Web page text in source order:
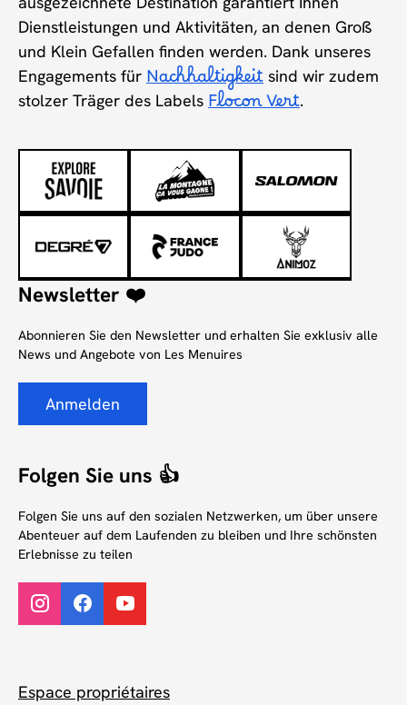
Dienstleistungen und Aktivitäten, an denen Groß
und Klein Gefallen finden werden. Dank unseres
Engagements für Nachhaltigkeit sind wir zudem
stolzer Träger des Labels Flocon Vert.
Newsletter ❤️
Abonnieren Sie den Newsletter und erhalten Sie exklusiv alle
News und Angebote von Les Menuires
Anmelden
Folgen Sie uns 👍
Folgen Sie uns auf den sozialen Netzwerken, um über unsere
Abenteuer auf dem Laufenden zu bleiben und Ihre schönsten
Erlebnisse zu teilen
Espace propriétaires